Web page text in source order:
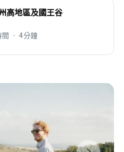
高地區及國王谷
間 • 4分鐘